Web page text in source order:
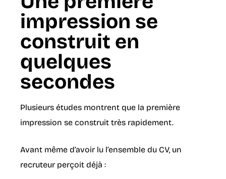
impression se
construit en
quelques
secondes
Plusieurs études montrent que la première
impression se construit très rapidement.
Avant même d’avoir lu l’ensemble du CV, un
recruteur perçoit déjà :